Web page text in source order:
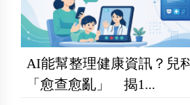
AI能幫整理健康資訊？兒
「愈查愈亂」 揭1...